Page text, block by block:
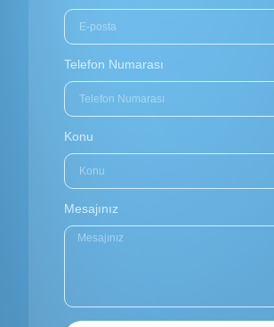
Telefon Numarası
Konu
Mesajınız